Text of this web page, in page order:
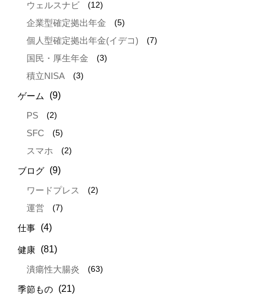
ウェルスナビ (12)
企業型確定拠出年金 (5)
個人型確定拠出年金(イデコ) (7)
国民・厚生年金 (3)
積立NISA (3)
ゲーム (9)
PS (2)
SFC (5)
スマホ (2)
ブログ (9)
ワードプレス (2)
運営 (7)
仕事 (4)
健康 (81)
潰瘍性大腸炎 (63)
季節もの (21)